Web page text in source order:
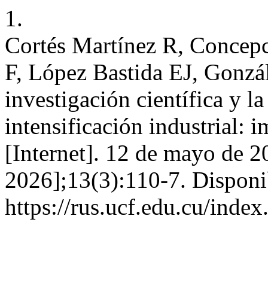
1.
Cortés Martínez R,
F, López Bastida EJ,
investigación científica y
intensificación industrial:
[Internet]. 12 de mayo de
2026];13(3):110-7.
https://rus.ucf.edu.cu/